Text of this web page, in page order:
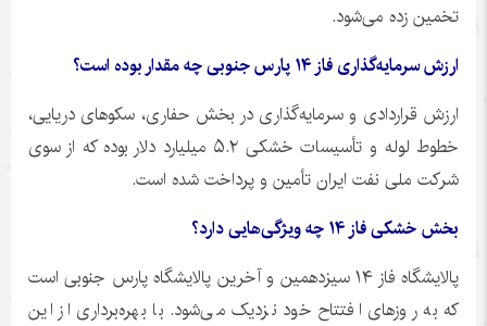
تخمین زده می‌شود.
ارزش سرمایه‌گذاری فاز ۱۴ پارس جنوبی چه مقدار بوده است؟
ارزش قراردادی و سرمایه‌گذاری در بخش حفاری، سکوهای دریایی،
خطوط لوله و تأسیسات خشکی ۵.۲ میلیارد دلار بوده که از سوی
شرکت ملی نفت ایران تأمین و پرداخت شده است.
بخش خشکی فاز ۱۴ چه ویژگی‌هایی دارد؟
پالایشگاه فاز ۱۴ سیزدهمین و آخرین پالایشگاه پارس جنوبی است
که به روزهای افتتاح خود نزدیک می‌شود. با بهره‌برداری از این